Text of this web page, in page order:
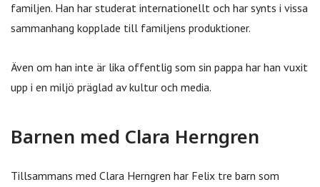
familjen. Han har studerat internationellt och har synts i vissa
sammanhang kopplade till familjens produktioner.
Även om han inte är lika offentlig som sin pappa har han vuxit
upp i en miljö präglad av kultur och media.
Barnen med Clara Herngren
Tillsammans med Clara Herngren har Felix tre barn som